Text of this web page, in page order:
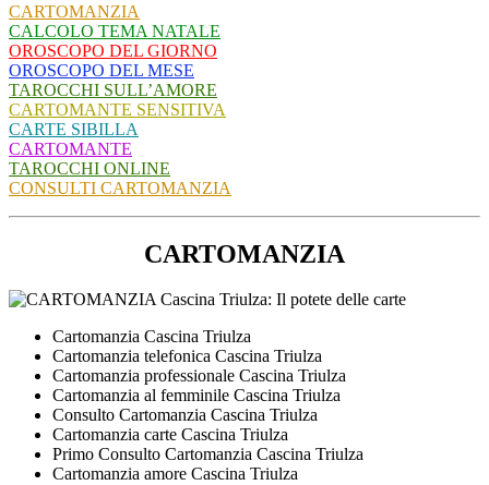
CARTOMANZIA
CALCOLO TEMA NATALE
OROSCOPO DEL GIORNO
OROSCOPO DEL MESE
TAROCCHI SULL’AMORE
CARTOMANTE SENSITIVA
CARTE SIBILLA
CARTOMANTE
TAROCCHI ONLINE
CONSULTI CARTOMANZIA
CARTOMANZIA
Cartomanzia Cascina Triulza
Cartomanzia telefonica Cascina Triulza
Cartomanzia professionale Cascina Triulza
Cartomanzia al femminile Cascina Triulza
Consulto Cartomanzia Cascina Triulza
Cartomanzia carte Cascina Triulza
Primo Consulto Cartomanzia Cascina Triulza
Cartomanzia amore Cascina Triulza